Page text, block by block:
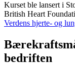
Kurset ble lansert i
British Heart
Verdens hjerte- og
bedriften